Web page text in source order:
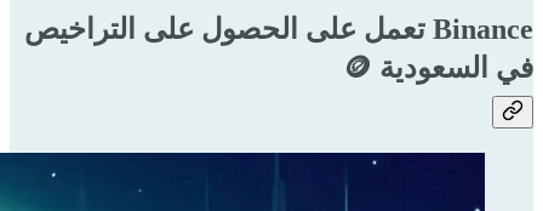
Binance تعمل على الحصول على التراخيص
في السعودية 🪙